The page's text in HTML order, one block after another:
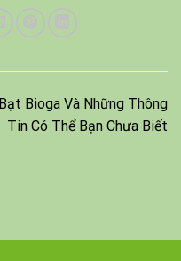
Bạt Bioga Và Những Thông
Tin Có Thể Bạn Chưa Biết